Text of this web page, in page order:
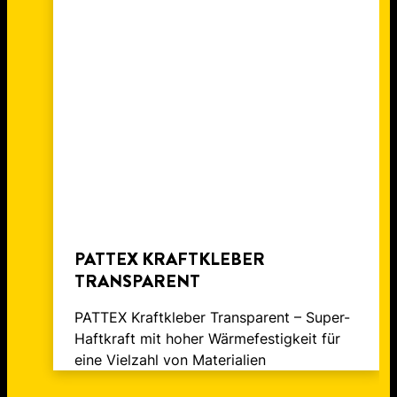
PATTEX KRAFTKLEBER
TRANSPARENT
PATTEX Kraftkleber Transparent – Super-
Haftkraft mit hoher Wärmefestigkeit für
eine Vielzahl von Materialien